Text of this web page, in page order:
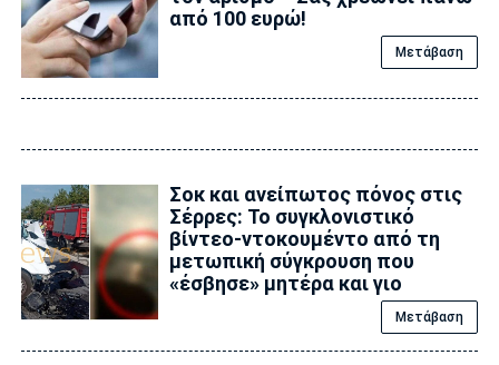
από 100 ευρώ!
Μετάβαση
Σοκ και ανείπωτος πόνος στις
Σέρρες: Το συγκλονιστικό
βίντεο-ντοκουμέντο από τη
μετωπική σύγκρουση που
«έσβησε» μητέρα και γιο
Μετάβαση